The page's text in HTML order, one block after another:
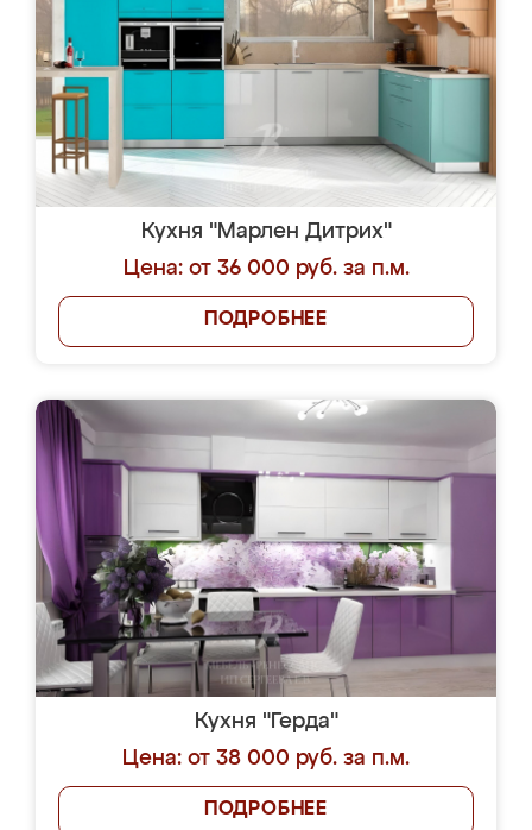
Кухня "Марлен Дитрих"
Цена: от 36 000 руб. за п.м.
ПОДРОБНЕЕ
Кухня "Герда"
Цена: от 38 000 руб. за п.м.
ПОДРОБНЕЕ